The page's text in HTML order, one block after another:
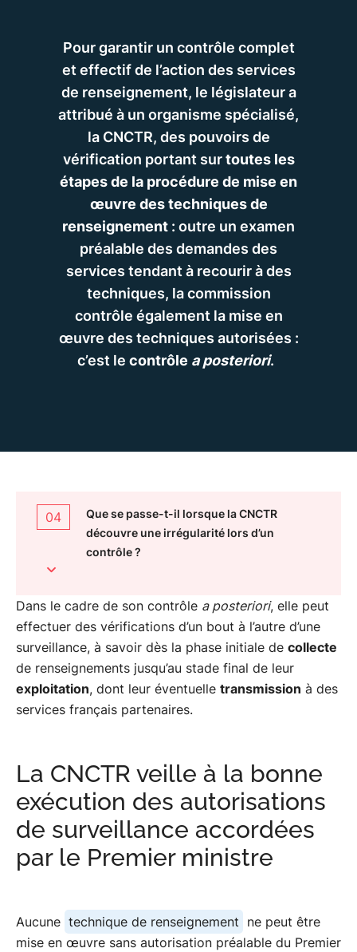
Pour garantir un contrôle complet
et effectif de l’action des services
de renseignement, le législateur a
attribué à un organisme spécialisé,
la CNCTR, des pouvoirs de
vérification portant surtoutes les
étapes de la procédure de mise en
œuvre des techniques de
renseignement : outre un examen
préalable des demandes des
services tendant à recourir à des
techniques, la commission
contrôle également la mise en
œuvre des techniques autorisées :
c’est le contrôle a posteriori.
01
La CNCTR veille à la bonne exécution des
autorisations de...
réalisées au cours de la mise en...
03
Elle effectue ses contrôles dans les locaux
des services de renseignement...
04
Que se passe-t-il lorsque la CNCTR
04
Que se passe-t-il lorsque la CNCTR
découvre une irrégularité lors d’un
contrôle ?
Dans le cadre de son contrôle a posteriori, elle peut
effectuer des vérifications d’un bout à l’autre d’une
surveillance, à savoir dès la phase initiale de collecte
de renseignements jusqu’au stade final de leur
exploitation, dont leur éventuelle transmission à des
services français partenaires.
La CNCTR veille à la bonne
exécution des autorisations
de surveillance accordées
par le Premier ministre
Aucune technique de renseignement ne peut être
mise en œuvre sans autorisation préalable du Premier